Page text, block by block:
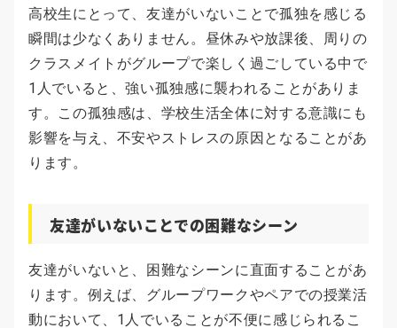
高校生にとって、友達がいないことで孤独を感じる
瞬間は少なくありません。昼休みや放課後、周りの
クラスメイトがグループで楽しく過ごしている中で
1人でいると、強い孤独感に襲われることがありま
す。この孤独感は、学校生活全体に対する意識にも
影響を与え、不安やストレスの原因となることがあ
ります。
友達がいないことでの困難なシーン
友達がいないと、困難なシーンに直面することがあ
ります。例えば、グループワークやペアでの授業活
動において、1人でいることが不便に感じられるこ